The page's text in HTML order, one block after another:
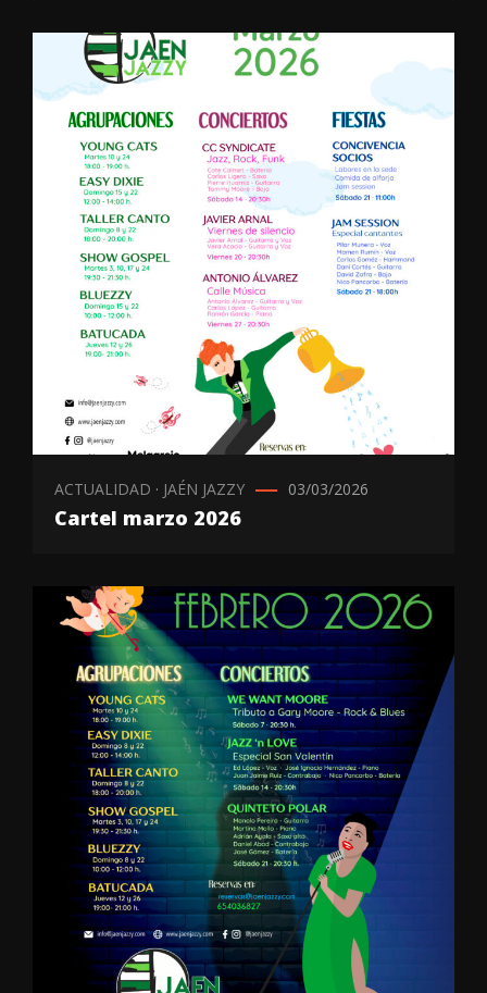
ACTUALIDAD · JAÉN JAZZY 03/03/2026
Cartel marzo 2026